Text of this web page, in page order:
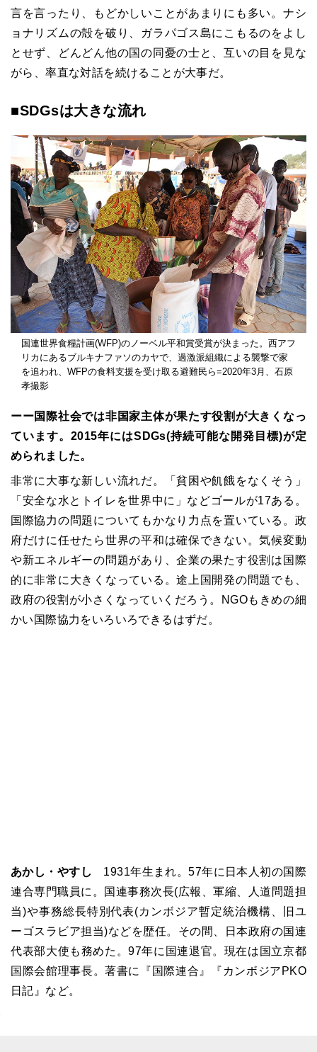
言を言ったり、もどかしいことがあまりにも多い。ナシ
ョナリズムの殻を破り、ガラパゴス島にこもるのをよし
とせず、どんどん他の国の同憂の士と、互いの目を見な
がら、率直な対話を続けることが大事だ。
■SDGsは大きな流れ
国連世界食糧計画(WFP)のノーベル平和賞受賞が決まった。西アフ
リカにあるブルキナファソのカヤで、過激派組織による襲撃で家
を追われ、WFPの食料支援を受け取る避難民ら=2020年3月、石原
孝撮影
ーー国際社会では非国家主体が果たす役割が大きくなっ
ています。2015年にはSDGs(持続可能な開発目標)が定
められました。
非常に大事な新しい流れだ。「貧困や飢餓をなくそう」
「安全な水とトイレを世界中に」などゴールが17ある。
国際協力の問題についてもかなり力点を置いている。政
府だけに任せたら世界の平和は確保できない。気候変動
や新エネルギーの問題があり、企業の果たす役割は国際
的に非常に大きくなっている。途上国開発の問題でも、
政府の役割が小さくなっていくだろう。NGOもきめの細
かい国際協力をいろいろできるはずだ。
あかし・やすし 1931年生まれ。57年に日本人初の国際
連合専門職員に。国連事務次長(広報、軍縮、人道問題担
当)や事務総長特別代表(カンボジア暫定統治機構、旧ユ
ーゴスラビア担当)などを歴任。その間、日本政府の国連
代表部大使も務めた。97年に国連退官。現在は国立京都
国際会館理事長。著書に『国際連合』『カンボジアPKO
日記』など。